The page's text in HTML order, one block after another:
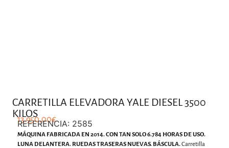
CARRETILLA ELEVADORA YALE DIESEL 3500
KILOS
13.950,00€
REFERENCIA: 2585
MÁQUINA FABRICADA EN 2014. CON TAN SOLO 6.784 HORAS DE USO.
LUNA DELANTERA. RUEDAS TRASERAS NUEVAS. BÁSCULA.Carretilla